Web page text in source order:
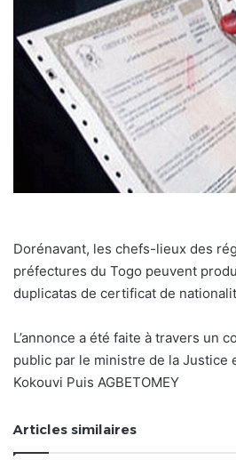
Dorénavant, les chefs-lieux des
préfectures du Togo peuvent
duplicatas de certificat de
L’annonce a été faite à travers un
public par le ministre de la Justice
Kokouvi Puis AGBETOMEY
Articles similaires